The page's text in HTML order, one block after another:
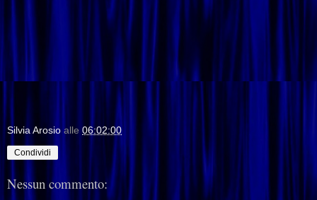
Silvia Arosio alle 06:02:00
Condividi
Nessun commento: